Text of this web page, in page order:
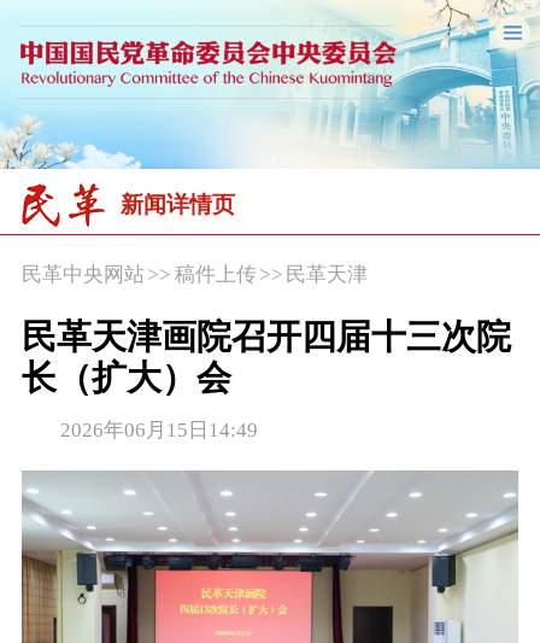
新闻详情页
民革中央网站>> 稿件上传 >> 民革天津
民革天津画院召开四届十三次院
长（扩大）会
2026年06月15日14:49